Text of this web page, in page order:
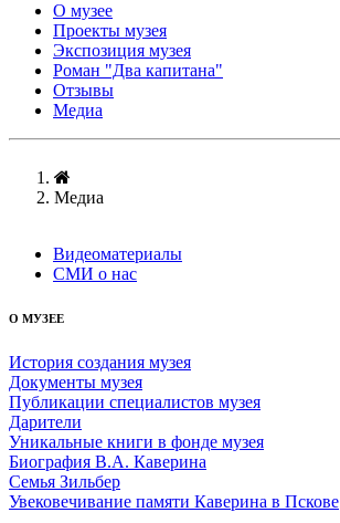
О музее
Проекты музея
Экспозиция музея
Роман "Два капитана"
Отзывы
Медиа
Медиа
Видеоматериалы
СМИ о нас
О МУЗЕЕ
История создания музея
Документы музея
Публикации специалистов музея
Дарители
Уникальные книги в фонде музея
Биография В.А. Каверина
Семья Зильбер
Увековечивание памяти Каверина в Пскове